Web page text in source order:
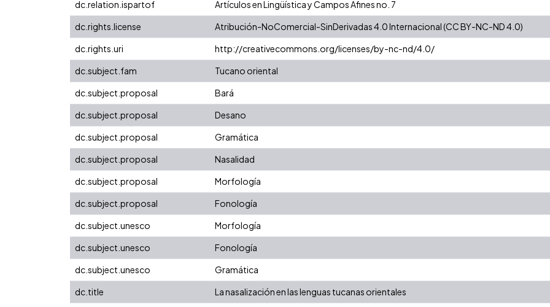
dc.relation.ispartof
Artículos en Lingüística y Campos Afines no. 7
dc.rights.license
Atribución-NoComercial-SinDerivadas 4.0 Internacional (CC BY-NC-ND 4.0)
dc.rights.uri
http://creativecommons.org/licenses/by-nc-nd/4.0/
dc.subject.fam
Tucano oriental
dc.subject.proposal
Bará
dc.subject.proposal
Desano
dc.subject.proposal
Gramática
dc.subject.proposal
Nasalidad
dc.subject.proposal
Morfología
dc.subject.proposal
Fonología
dc.subject.unesco
Morfología
dc.subject.unesco
Fonología
dc.subject.unesco
Gramática
dc.title
La nasalización en las lenguas tucanas orientales